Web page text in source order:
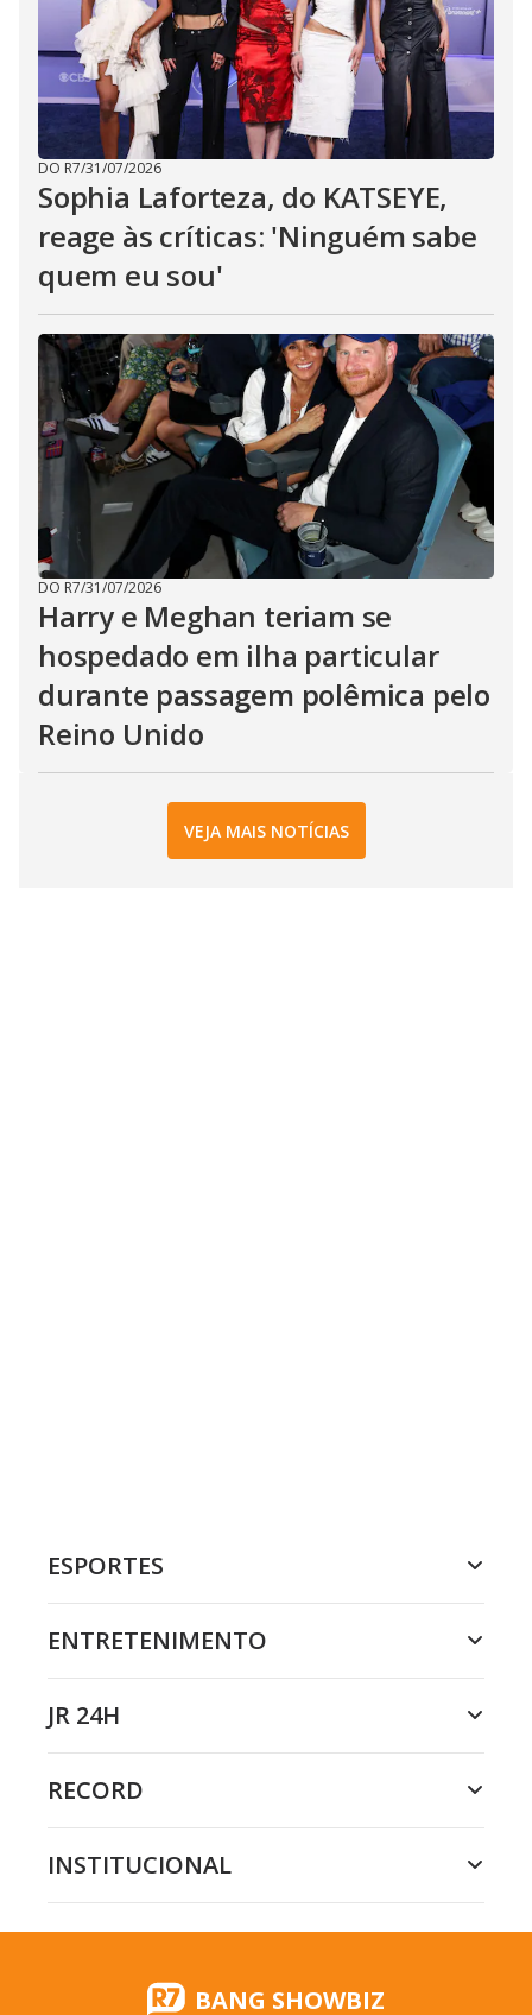
DO R7/31/07/2026
Sophia Laforteza, do KATSEYE,
reage às críticas: 'Ninguém sabe
quem eu sou'
DO R7/31/07/2026
Harry e Meghan teriam se
hospedado em ilha particular
durante passagem polêmica pelo
Reino Unido
VEJA MAIS NOTÍCIAS
ESPORTES
ENTRETENIMENTO
JR 24H
RECORD
INSTITUCIONAL
BANG SHOWBIZ